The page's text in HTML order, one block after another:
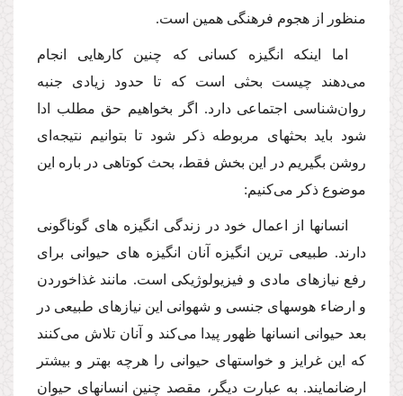
منظور از هجوم فرهنگى همین است.
اما اینكه انگیزه كسانى كه چنین كارهایى انجام‌
مى‌دهند چیست بحثى است كه تا حدود زیادى جنبه
روان‌شناسى اجتماعى دارد. اگر بخواهیم حق مطلب ادا
شود باید بحثهاى مربوطه ذكر شود تا بتوانیم نتیجه‌اى
روشن بگیریم در این بخش فقط، بحث كوتاهى در باره این
موضوع ذكر‌ مى‌كنیم:
انسانها از اعمال خود در زندگى انگیزه هاى گوناگونى
دارند. طبیعى ترین انگیزه آنان انگیزه هاى حیوانى براى
رفع نیازهاى مادى و فیزیولوژیكى است. مانند غذاخوردن
و ارضاء هوسهاى جنسى و شهوانى این نیازهاى طبیعى در
بعد حیوانى انسانها ظهور پیدا‌ مى‌كند و آنان تلاش‌ مى‌كنند
كه این غرایز و خواستهاى حیوانى را هرچه بهتر و بیشتر
ارضانمایند. به عبارت دیگر، مقصد چنین انسانهاى حیوان